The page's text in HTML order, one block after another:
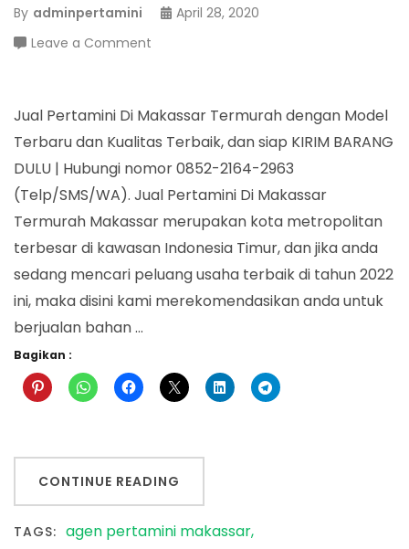
By adminpertamini
April 28, 2020
Leave a Comment
Di
Makassar
Jual Pertamini Di Makassar Termurah dengan Model
Terbaru dan Kualitas Terbaik, dan siap KIRIM BARANG
DULU | Hubungi nomor 0852-2164-2963
(Telp/SMS/WA). Jual Pertamini Di Makassar
Termurah Makassar merupakan kota metropolitan
terbesar di kawasan Indonesia Timur, dan jika anda
sedang mencari peluang usaha terbaik di tahun 2022
ini, maka disini kami merekomendasikan anda untuk
berjualan bahan …
Bagikan :
CONTINUE READING
TAGS: agen pertamini makassar